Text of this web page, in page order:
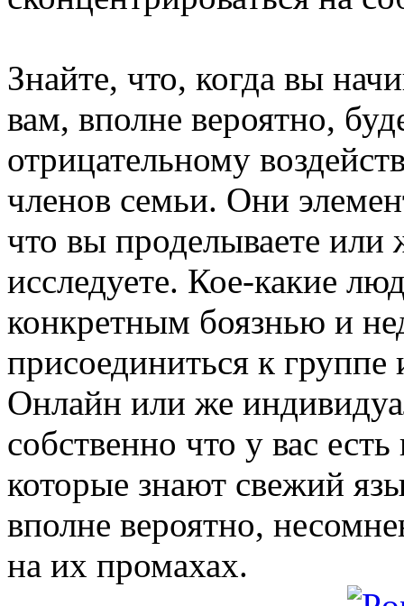
Знайте, что, когда вы
вам, вполне вероятно,
отрицательному
членов семьи. Они
что вы проделываете
исследуете. Кое-какие
конкретным боязнью и
присоединиться к группе
Онлайн или же
собственно что у вас
которые знают свежий
вполне вероятно,
на их промахах.